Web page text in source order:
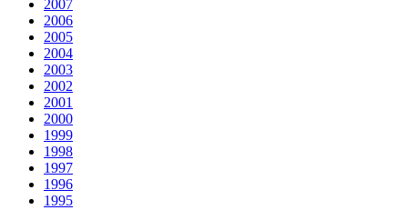
2007
2006
2005
2004
2003
2002
2001
2000
1999
1998
1997
1996
1995